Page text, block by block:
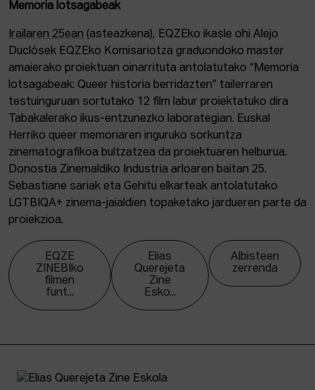
Memoria lotsagabeak
Irailaren 25ean (asteazkena), EQZEko ikasle ohi Alejo
Duclósek EQZEko Komisariotza graduondoko master
amaierako proiektuan oinarrituta antolatutako “Memoria
lotsagabeak: Queer historia berridazten” tailerraren
testuinguruan sortutako 12 film labur proiektatuko dira
Tabakalerako ikus-entzunezko laborategian. Euskal
Herriko queer memoriaren inguruko sorkuntza
zinematografikoa bultzatzea da proiektuaren helburua.
Donostia Zinemaldiko Industria arloaren baitan 25.
Sebastiane sariak eta Gehitu elkarteak antolatutako
LGTBIQA+ zinema-jaialdien topaketako jardueren parte da
proiekzioa.
EQZE
ZINEBIko
filmen
funt...
Elias
Querejeta
Zine
Esko...
Albisteen
zerrenda